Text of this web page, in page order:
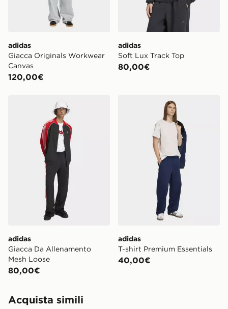
adidas
Giacca Originals Workwear
Canvas
120,00€
adidas
Soft Lux Track Top
80,00€
adidas Giacca Da Allenamento Mesh Loose
adidas
Giacca Da Allenamento
Mesh Loose
80,00€
adidas T-shirt Premium
adidas
T-shirt Premium Essentials
40,00€
Acquista simili